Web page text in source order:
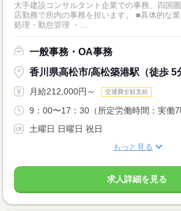
大手建設コンサルタント企業での事務、四国
店勤務で所内の事務を担います。 ■具体的な業務内容 ・毎月の請求
処理・勤怠管理 ・...
一般事務・OA事務
香川県高松市/高松築港駅（徒歩 5
月給212,000円～ 交通費全額支給
9：00〜17：30（所定労働時間：実働
土曜日 日曜日 祝日
もっと見る
求人詳細を見る